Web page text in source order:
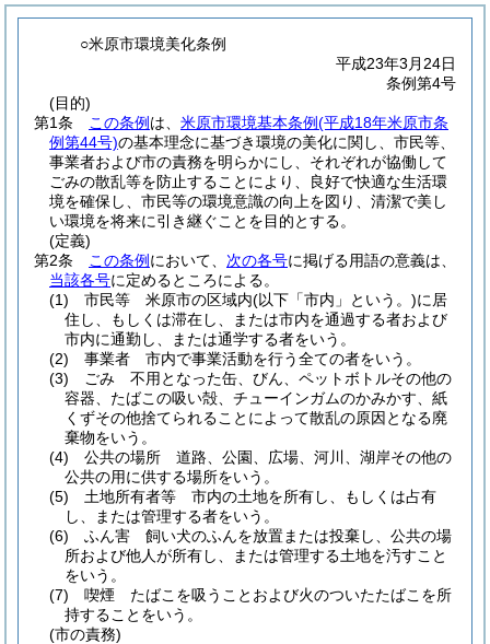
○米原市環境美化条例
平成23年3月24日
条例第4号
(目的)
第1条
この条例 は、 米原市環境基本条例(平成18年米原市条
例第44号)の基本理念に基づき環境の美化に関し、市民等、
事業者および市の責務を明らかにし、それぞれが協働して
ごみの散乱等を防止することにより、良好で快適な生活環
境を確保し、市民等の環境意識の向上を図り、清潔で美し
い環境を将来に引き継ぐことを目的とする。
(定義)
第2条
この条例 において、 次の各号に掲げる用語の意義は、
当該各号に定めるところによる。
(1)
市民等 米原市の区域内(以下「市内」という。)に居
住し、もしくは滞在し、または市内を通過する者および
市内に通勤し、または通学する者をいう。
(2)
事業者 市内で事業活動を行う全ての者をいう。
(3)
ごみ 不用となった缶、びん、ペットボトルその他の
容器、たばこの吸い殻、チューインガムのかみかす、紙
くずその他捨てられることによって散乱の原因となる廃
棄物をいう。
(4)
公共の場所 道路、公園、広場、河川、湖岸その他の
公共の用に供する場所をいう。
(5)
土地所有者等 市内の土地を所有し、もしくは占有
し、または管理する者をいう。
(6)
ふん害 飼い犬のふんを放置または投棄し、公共の場
所および他人が所有し、または管理する土地を汚すこと
をいう。
(7)
喫煙 たばこを吸うことおよび火のついたたばこを所
持することをいう。
(市の責務)